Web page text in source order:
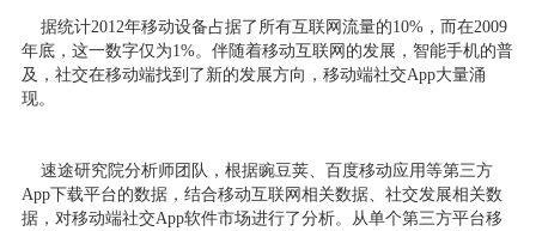
据统计2012年移动设备占据了所有互联网流量的10%，而在2009
年底，这一数字仅为1%。伴随着移动互联网的发展，智能手机的普
及，社交在移动端找到了新的发展方向，移动端社交App大量涌
现。
速途研究院分析师团队，根据豌豆荚、百度移动应用等第三方
App下载平台的数据，结合移动互联网相关数据、社交发展相关数
据，对移动端社交App软件市场进行了分析。从单个第三方平台移